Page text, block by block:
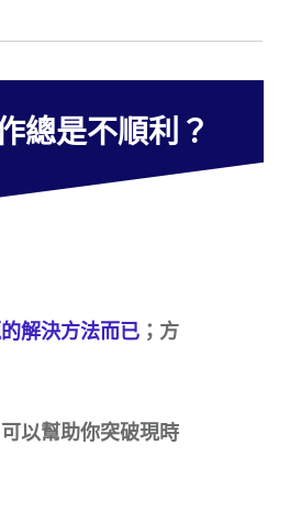
總是不順利？
解決方法而已 ；方
以幫助你突破現時